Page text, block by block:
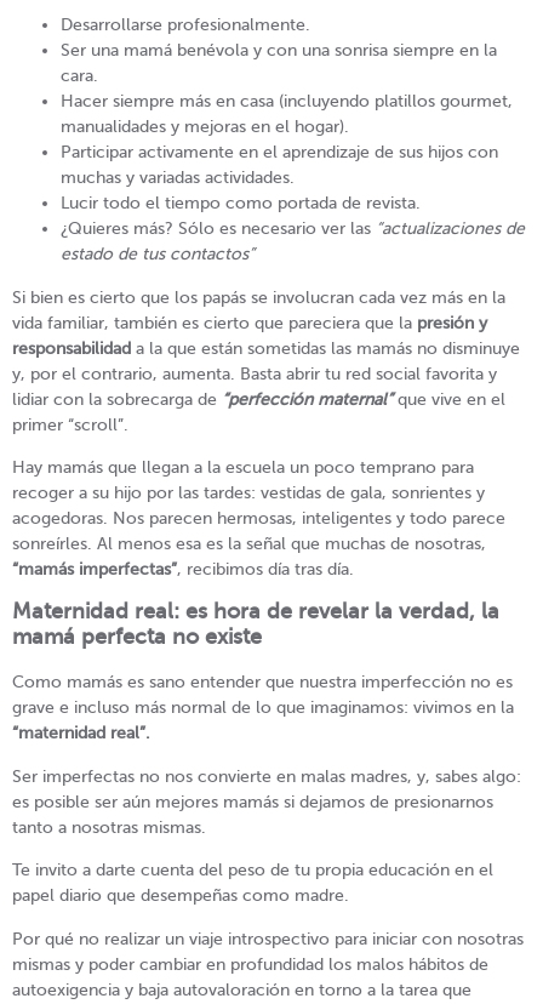
Desarrollarse profesionalmente.
Ser una mamá benévola y con una sonrisa siempre en la
cara.
Hacer siempre más en casa (incluyendo platillos gourmet,
manualidades y mejoras en el hogar).
Participar activamente en el aprendizaje de sus hijos con
muchas y variadas actividades.
Lucir todo el tiempo como portada de revista.
¿Quieres más? Sólo es necesario ver las “actualizaciones de
estado de tus contactos”
Si bien es cierto que los papás se involucran cada vez más en la
vida familiar, también es cierto que pareciera que la presión y
responsabilidad a la que están sometidas las mamás no disminuye
y, por el contrario, aumenta. Basta abrir tu red social favorita y
lidiar con la sobrecarga de “perfección maternal”que vive en el
primer “scroll”.
Hay mamás que llegan a la escuela un poco temprano para
recoger a su hijo por las tardes: vestidas de gala, sonrientes y
acogedoras. Nos parecen hermosas, inteligentes y todo parece
sonreírles. Al menos esa es la señal que muchas de nosotras,
“mamás imperfectas”, recibimos día tras día.
Maternidad real: es hora de revelar la verdad, la
mamá perfecta no existe
Como mamás es sano entender que nuestra imperfección no es
grave e incluso más normal de lo que imaginamos: vivimos en la
“maternidad real”.
Ser imperfectas no nos convierte en malas madres, y, sabes algo:
es posible ser aún mejores mamás si dejamos de presionarnos
tanto a nosotras mismas.
Te invito a darte cuenta del peso de tu propia educación en el
papel diario que desempeñas como madre.
Por qué no realizar un viaje introspectivo para iniciar con nosotras
mismas y poder cambiar en profundidad los malos hábitos de
autoexigencia y baja autovaloración en torno a la tarea que